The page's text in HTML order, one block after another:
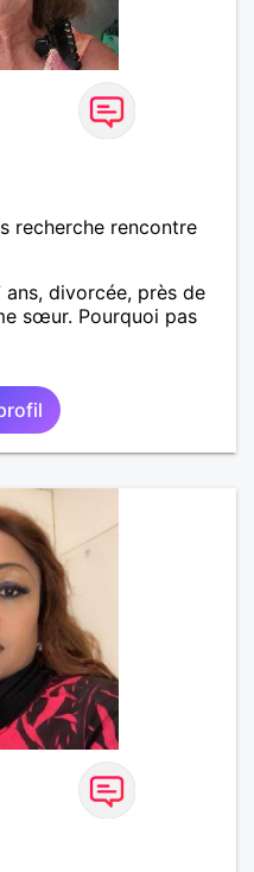
recherche rencontre
divorcée, près de
sœur. Pourquoi pas